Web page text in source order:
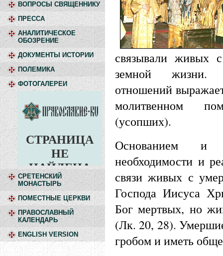
ВОПРОСЫ СВЯЩЕННИКУ
ПРЕССА
АНАЛИТИЧЕСКОЕ
ОБОЗРЕНИЕ
ДОКУМЕНТЫ ИСТОРИИ
ПОЛЕМИКА
ФОТОГАЛЕРЕИ
СРЕТЕНСКИЙ
МОНАСТЫРЬ
ПОМЕСТНЫЕ ЦЕРКВИ
ПРАВОСЛАВНЫЙ
КАЛЕНДАРЬ
ENGLISH VERSION
связывали живых
земной жизни.
отношений
молитвенном
(усопших).
Основанием и
необходимости и
связи живых с
Господа Иисуса
Бог мертвых, но
(Лк. 20, 28).
гробом и иметь